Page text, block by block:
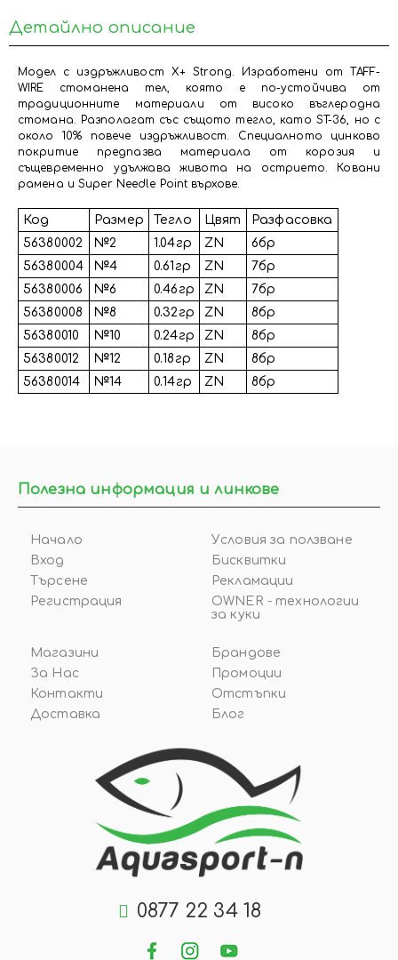
Детайлно описание
Модел с издръжливост X+ Strong. Изработени от TAFF-
WIRE стоманена тел, която е по-устойчива от
традиционните материали от високо въглеродна
стомана. Разполагат със същото тегло, като ST-36, но с
около 10% повече издръжливост. Специалното цинково
покритие предпазва материала от корозия и
същевременно удължава живота на острието. Ковани
рамена и Super Needle Point върхове.
Код Размер Тегло Цвят
Разфасовка
56380002
№2 1.04гр ZN
6бр
56380004
№4 0.61гр ZN
7бр
56380006
№6 0.46гр ZN
7бр
56380008
№8 0.32гр ZN
8бр
56380010
№10 0.24гр ZN
8бр
56380012
№12 0.18гр ZN
8бр
56380014
№14 0.14гр ZN 8бр
0877 22 34 18
Полезна информация и линкове
Начало
Вход
Търсене
Регистрация
Условия за ползване
Бисквитки
Рекламации
OWNER - технологии
за куки
Магазини
За Нас
Контакти
Доставка
Брандове
Промоции
Отстъпки
Блог